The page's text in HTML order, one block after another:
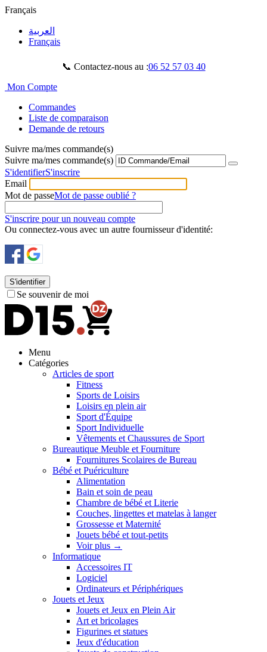
Français
العربية
Français
📞 Contactez-nous au :06 52 57 03 40
Mon Compte
Commandes
Liste de comparaison
Demande de retours
Suivre ma/mes commande(s)
Suivre ma/mes commande(s)
S'identifierS'inscrire
Email
Mot de passeMot de passe oublié ?
S'inscrire pour un nouveau compte
Ou connectez-vous avec un autre fournisseur d'identité:
S'identifier
Se souvenir de moi
Menu
Catégories
Articles de sport
Fitness
Sports de Loisirs
Loisirs en plein air
Sport d'Équipe
Sport Individuelle
Vêtements et Chaussures de Sport
Bureautique Meuble et Fourniture
Fournitures Scolaires de Bureau
Bébé et Puériculture
Alimentation
Bain et soin de peau
Chambre de bébé et Literie
Couches, lingettes et matelas à langer
Grossesse et Maternité
Jouets bébé et tout-petits
Voir plus →
Informatique
Accessoires IT
Logiciel
Ordinateurs et Périphériques
Jouets et Jeux
Jouets et Jeux en Plein Air
Art et bricolages
Figurines et statues
Jeux d'éducation